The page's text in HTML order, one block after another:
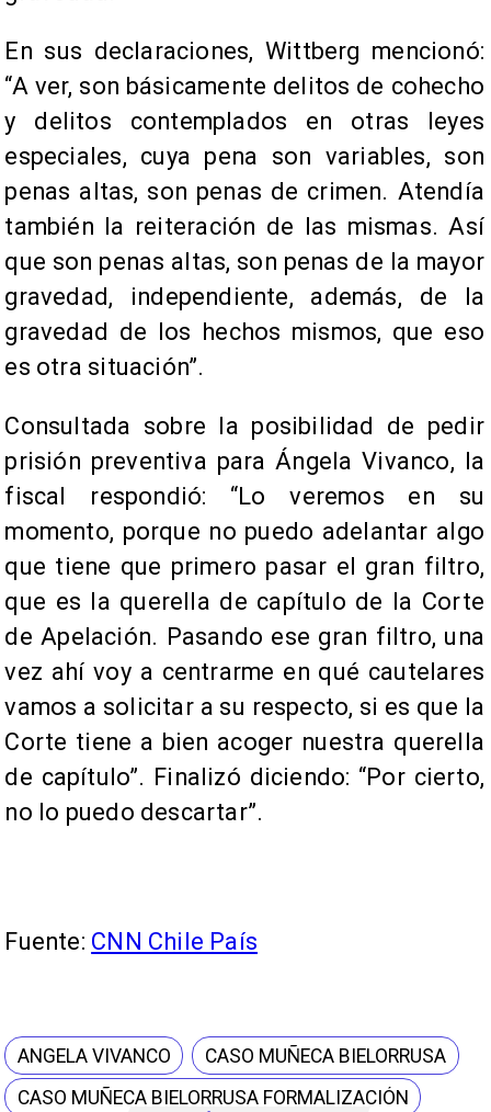
En sus declaraciones, Wittberg mencionó:
“A ver, son básicamente delitos de cohecho
y delitos contemplados en otras leyes
especiales, cuya pena son variables, son
penas altas, son penas de crimen. Atendía
también la reiteración de las mismas. Así
que son penas altas, son penas de la mayor
gravedad, independiente, además, de la
gravedad de los hechos mismos, que eso
es otra situación”.
Consultada sobre la posibilidad de pedir
prisión preventiva para Ángela Vivanco, la
fiscal respondió: “Lo veremos en su
momento, porque no puedo adelantar algo
que tiene que primero pasar el gran filtro,
que es la querella de capítulo de la Corte
de Apelación. Pasando ese gran filtro, una
vez ahí voy a centrarme en qué cautelares
vamos a solicitar a su respecto, si es que la
Corte tiene a bien acoger nuestra querella
de capítulo”. Finalizó diciendo: “Por cierto,
no lo puedo descartar”.
Fuente: CNN Chile País
ANGELA VIVANCO
CASO MUÑECA BIELORRUSA
CASO MUÑECA BIELORRUSA FORMALIZACIÓN